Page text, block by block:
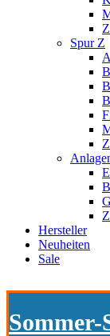
Spur Z
Hersteller
Neuheiten
Sale
Sommer-